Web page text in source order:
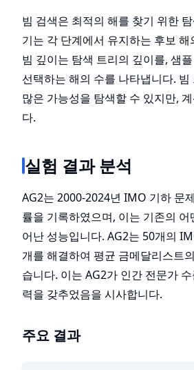
빔 검색은 최적의 해를 찾기 위한
기는 각 단계에서 유지하는 후보
빔 깊이는 탐색 트리의 깊이를, 샘
선택하는 해의 수를 나타냅니다. 빔
많은 가능성을 탐색할 수 있지만,
다.
실험 결과 분석
AG2는 2000-2024년 IMO 기하 문
률을 기록하였으며, 이는 기존의
어난 성능입니다. AG2는 50개의
개를 해결하여 평균 금메달리스트
습니다. 이는 AG2가 인간 전문가
력을 갖추었음을 시사합니다.
주요 결과